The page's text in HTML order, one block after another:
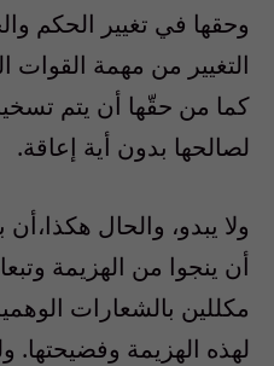
وحقها في تغيير الحكم
التغيير من مهمة القوات
كما من حقّها أن يتم
لصالحها بدون أية إعاقة.
ولا يبدو، والحال
أن ينجوا من الهزيمة
مكللين بالشعارات
لهذه الهزيمة